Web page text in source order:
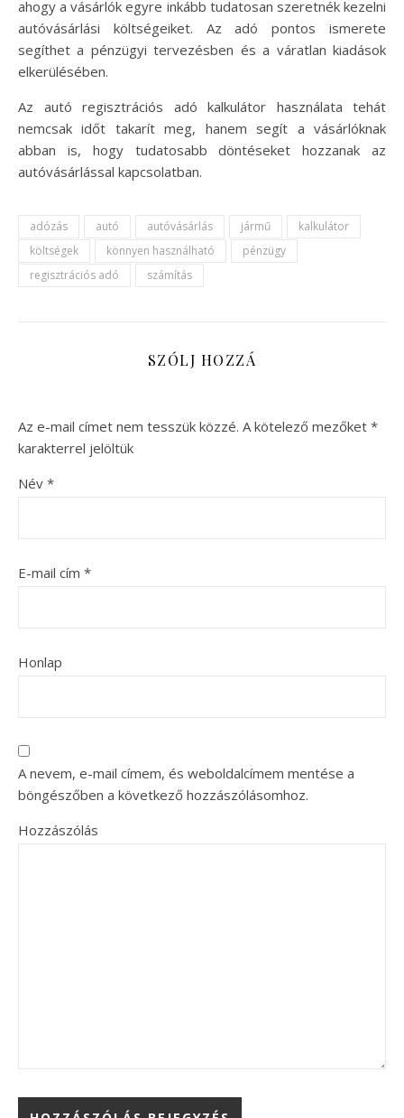
ahogy a vásárlók egyre inkább tudatosan szeretnék kezelni
autóvásárlási költségeiket. Az adó pontos ismerete
segíthet a pénzügyi tervezésben és a váratlan kiadások
elkerülésében.
Az autó regisztrációs adó kalkulátor használata tehát
nemcsak időt takarít meg, hanem segít a vásárlóknak
abban is, hogy tudatosabb döntéseket hozzanak az
autóvásárlással kapcsolatban.
adózás autó autóvásárlás jármű
kalkulátor
költségek
könnyen használható
pénzügy
regisztrációs adó
számítás
SZÓLJ HOZZÁ
Az e-mail címet nem tesszük közzé. A kötelező mezőket *
karakterrel jelöltük
Név *
E-mail cím *
Honlap
A nevem, e-mail címem, és weboldalcímem mentése a
böngészőben a következő hozzászólásomhoz.
Hozzászólás